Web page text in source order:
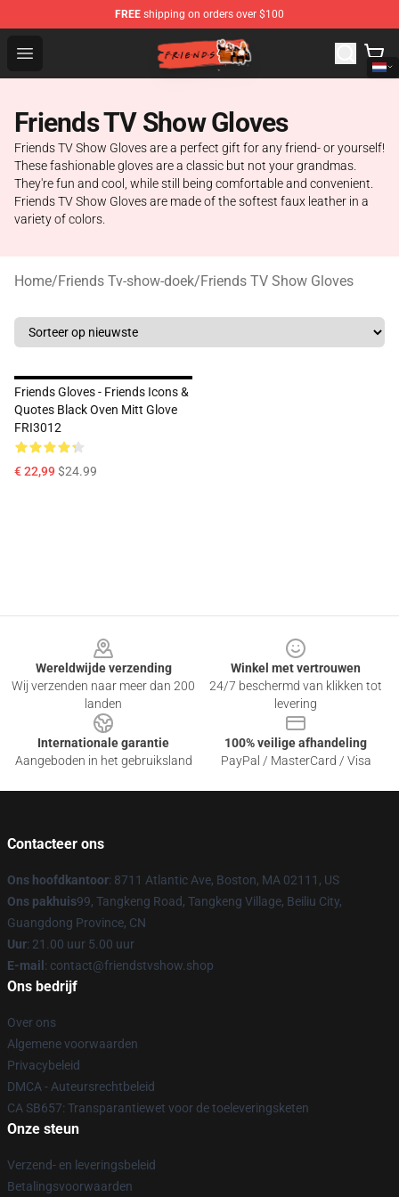
FREE shipping on orders over $100
Open menu
Friends Store - Official Friends Merchandise Shop
Friends TV Show Gloves
Friends TV Show Gloves are a perfect gift for any friend- or yourself!
These fashionable gloves are a classic but not your grandmas.
They're fun and cool, while still being comfortable and convenient.
Friends TV Show Gloves are made of the softest faux leather in a
variety of colors.
Home/Friends Tv-show-doek/Friends TV Show Gloves
Friends Gloves - Friends Icons &
Quotes Black Oven Mitt Glove
FRI3012
€ 22,99$24.99
Wereldwijde verzending
Wij verzenden naar meer dan 200
landen
Winkel met vertrouwen
24/7 beschermd van klikken tot
levering
Internationale garantie
Aangeboden in het gebruiksland
100% veilige afhandeling
PayPal / MasterCard / Visa
Contacteer ons
Ons hoofdkantoor: 8711 Atlantic Ave, Boston, MA 02111, US
Ons pakhuis99, Tangkeng Road, Tangkeng Village, Beiliu City,
Guangdong Province, CN
Uur: 21.00 uur 5.00 uur
E-mail : contact@friendstvshow.shop
Ons bedrijf
Over ons
Algemene voorwaarden
Privacybeleid
DMCA - Auteursrechtbeleid
CA SB657: Transparantiewet voor de toeleveringsketen
Onze steun
Verzend- en leveringsbeleid
Betalingsvoorwaarden